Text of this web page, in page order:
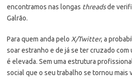
encontramos nas longas threadsde
Galrão.
Para quem anda pelo X/Twitter, a
soar estranho e de já se ter cruzado com
é elevada. Sem uma estrutura
social que o seu trabalho se tornou mais